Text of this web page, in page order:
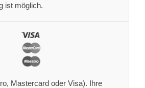
ist möglich.
Mastercard oder Visa). Ihre